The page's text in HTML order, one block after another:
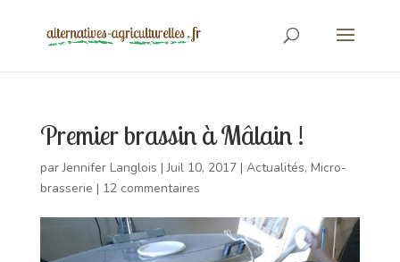
Premier brassin à Mâlain !
parJennifer Langlois |Juil 10, 2017| Actualités, Micro-
brasserie | 12 commentaires